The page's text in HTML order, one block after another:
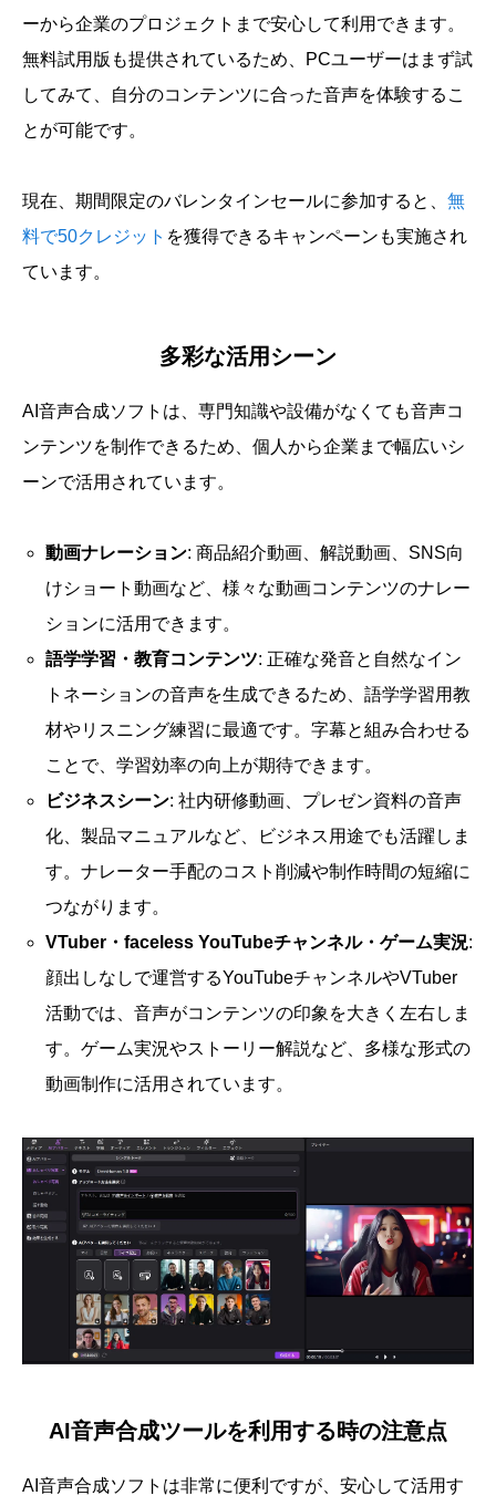
ーから企業のプロジェクトまで安心して利用できます。
無料試用版も提供されているため、PCユーザーはまず試
してみて、自分のコンテンツに合った音声を体験するこ
とが可能です。
現在、期間限定のバレンタインセールに参加すると、 無
料で50クレジット を獲得できるキャンペーンも実施され
ています。
多彩な活用シーン
AI音声合成ソフトは、専門知識や設備がなくても音声コ
ンテンツを制作できるため、個人から企業まで幅広いシ
ーンで活用されています。
動画ナレーション: 商品紹介動画、解説動画、SNS向
けショート動画など、様々な動画コンテンツのナレー
ションに活用できます。
語学学習・教育コンテンツ: 正確な発音と自然なイン
トネーションの音声を生成できるため、語学学習用教
材やリスニング練習に最適です。字幕と組み合わせる
ことで、学習効率の向上が期待できます。
ビジネスシーン: 社内研修動画、プレゼン資料の音声
化、製品マニュアルなど、ビジネス用途でも活躍しま
す。ナレーター手配のコスト削減や制作時間の短縮に
つながります。
VTuber・faceless YouTubeチャンネル・ゲーム実況:
顔出しなしで運営するYouTubeチャンネルやVTuber
活動では、音声がコンテンツの印象を大きく左右しま
す。ゲーム実況やストーリー解説など、多様な形式の
動画制作に活用されています。
AI音声合成ツールを利用する時の注意点
AI音声合成ソフトは非常に便利ですが、安心して活用す